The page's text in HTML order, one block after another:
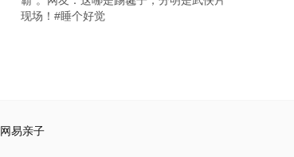
现场！#睡个好觉
网易亲子